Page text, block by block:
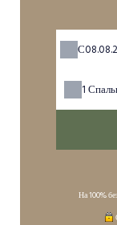
С
1
На 100%